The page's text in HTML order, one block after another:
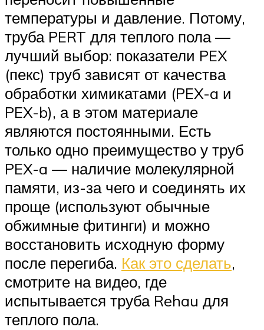
температуры и давление. Потому,
труба PERT для теплого пола —
лучший выбор: показатели PEX
(пекс) труб зависят от качества
обработки химикатами (PEX-a и
PEX-b), а в этом материале
являются постоянными. Есть
только одно преимущество у труб
PEX-a — наличие молекулярной
памяти, из-за чего и соединять их
проще (используют обычные
обжимные фитинги) и можно
восстановить исходную форму
после перегиба. Как это сделать,
смотрите на видео, где
испытывается труба Rehau для
теплого пола.